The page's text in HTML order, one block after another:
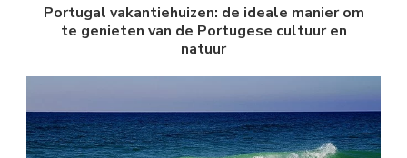
Portugal vakantiehuizen: de ideale manier om
te genieten van de Portugese cultuur en
natuur